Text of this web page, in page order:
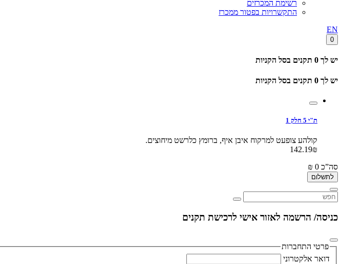
רשימת המכרזים
התקשרויות בפטור ממכרז
EN
0
יש לך 0 תקנים בסל הקניות
יש לך 0 תקנים בסל הקניות
ת"י 5 חלק 1
קולהע צופעט למרקוח איבן איף, ברומץ כלרשט מיחוצים.
142.19₪
סה”כ 0
₪
לתשלום
כניסה/ הרשמה לאזור אישי לרכישת תקנים
פרטי התחברות
דואר אלקטרוני